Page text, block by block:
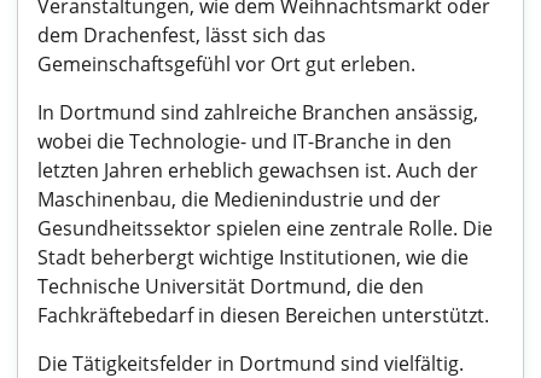
Veranstaltungen, wie dem Weihnachtsmarkt oder
dem Drachenfest, lässt sich das
Gemeinschaftsgefühl vor Ort gut erleben.
In Dortmund sind zahlreiche Branchen ansässig,
wobei die Technologie- und IT-Branche in den
letzten Jahren erheblich gewachsen ist. Auch der
Maschinenbau, die Medienindustrie und der
Gesundheitssektor spielen eine zentrale Rolle. Die
Stadt beherbergt wichtige Institutionen, wie die
Technische Universität Dortmund, die den
Fachkräftebedarf in diesen Bereichen unterstützt.
Die Tätigkeitsfelder in Dortmund sind vielfältig.